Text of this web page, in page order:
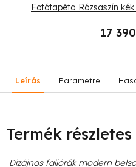
Fotótapéta Rózsaszín
17
Leírás Parametre
Termék
Dizájnos faliórák modern